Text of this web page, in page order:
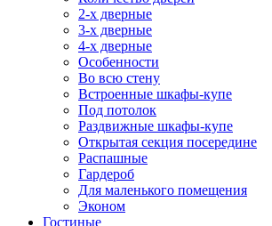
2-х дверные
3-х дверные
4-х дверные
Особенности
Во всю стену
Встроенные шкафы-купе
Под потолок
Раздвижные шкафы-купе
Открытая секция посередине
Распашные
Гардероб
Для маленького помещения
Эконом
Гостиные